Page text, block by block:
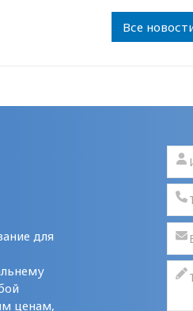
Все
для
ценам,